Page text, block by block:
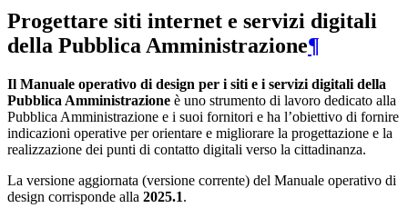
Progettare siti internet e servizi digitali
della Pubblica Amministrazione¶
Il Manuale operativo di design per i siti e i servizi digitali della
Pubblica Amministrazione è uno strumento di lavoro dedicato alla
Pubblica Amministrazione e i suoi fornitori e ha l’obiettivo di fornire
indicazioni operative per orientare e migliorare la progettazione e la
realizzazione dei punti di contatto digitali verso la cittadinanza.
La versione aggiornata (versione corrente) del Manuale operativo di
design corrisponde alla 2025.1.